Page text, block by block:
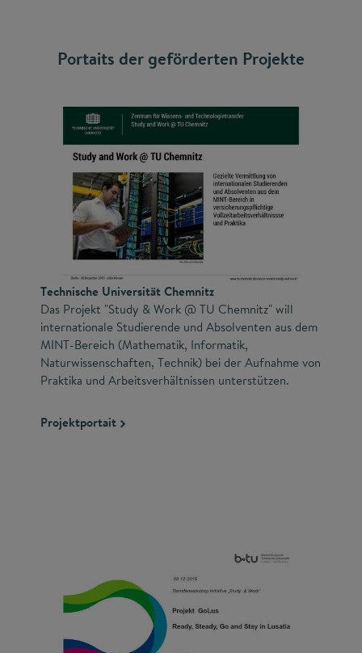
Portaits der geförderten Projekte
Technische Universität Chemnitz
Das Projekt "Study & Work @ TU Chemnitz" will
internationale Studierende und Absolventen aus dem
MINT-Bereich (Mathematik, Informatik,
Naturwissenschaften, Technik) bei der Aufnahme von
Praktika und Arbeitsverhältnissen unterstützen.
Projektportait